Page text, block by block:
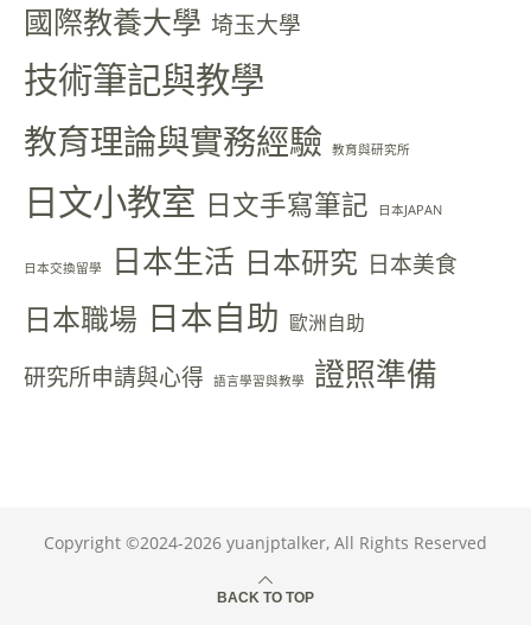
國際教養大學 埼玉大學
技術筆記與教學
教育理論與實務經驗 教育與研究所
日文小教室 日文手寫筆記 日本JAPAN
日本交換留學 日本生活 日本研究 日本美食
日本職場 日本自助 歐洲自助
研究所申請與心得 語言學習與教學 證照準備
Copyright ©2024-2026 yuanjptalker, All Rights Reserved
BACK TO TOP